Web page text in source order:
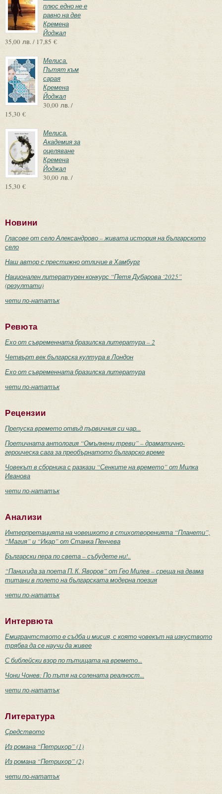
плюс едно не е
равно на две
Кремена
Йоджал
35,00 лв. / 17,85 €
Мелиса.
Пътят към
сарая
Кремена
Йоджал
30,00 лв. /
15,30 €
Мелиса.
Академия за
оцеляване
Кремена
Йоджал
30,00 лв. /
15,30 €
Новини
Гласове от село Александрово – живата история на българското
село
Наш автор с престижно отличие в Хамбург
Национален литературен конкурс “Петя Дубарова ‘2025”
(резултати)
чети по-нататък
Ревюта
Ехо от съвременната бразилска литература – 2
Четвърт век българска култура в Лондон
Ехо от съвременната бразилска литература
чети по-нататък
Рецензии
Препуска времето отвъд първичния си чар...
Поетичната антология “Омълнени треви” – драматично-
героическа сага за преобърнатото българско време
Човекът в сборника с разкази “Сенките на времето” от Милка
Иванова
чети по-нататък
Анализи
Интерпретацията на човешкото в стихотворенията “Планети”,
“Магия” и “Икар” от Станка Пенчева
Български пера по света – събудете ни!..
“Панихида за поета П. К. Яворов” от Гео Милев – среща на двама
титани в полето на българската модерна поезия
чети по-нататък
Интервюта
Емигрантството е съдба и мисия, с която човекът на изкуството
трябва да се научи да живее
С библейски взор по пътищата на времето...
Чони Чонев: По пътя на солената реалност...
чети по-нататък
Литература
Средството
Из романа “Петрихор” (1)
Из романа “Петрихор” (2)
чети по-нататък